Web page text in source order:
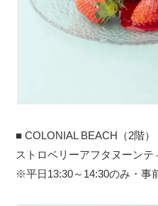
■ COLONIAL BEACH（2階）
ストロベリーアフタヌーンテ
※平日13:30～14:30のみ・事